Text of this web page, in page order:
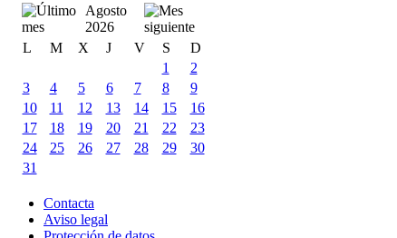
Agosto
2026
L
M X J V S
D
1
2
3
4 5 6 7 8
9
10
11 12 13 14 15
16
17
18 19 20 21 22
23
24
25 26 27 28 29
30
31
Contacta
Aviso legal